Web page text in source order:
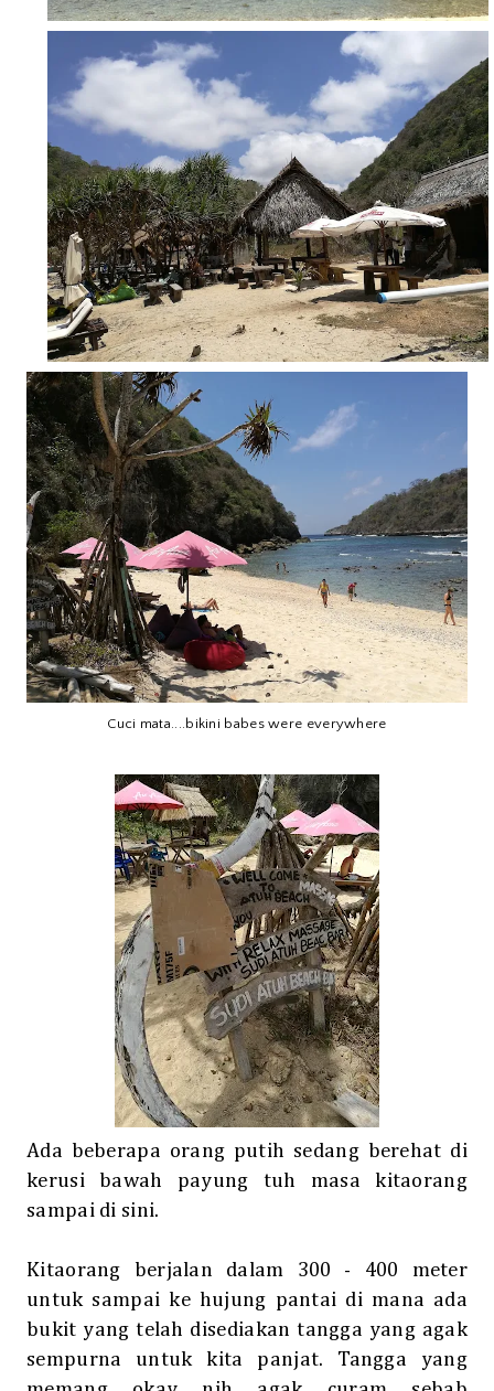
Cuci mata....bikini babes were everywhere
Ada beberapa orang putih sedang berehat di
kerusi bawah payung tuh masa kitaorang
sampai di sini.
Kitaorang berjalan dalam 300 - 400 meter
untuk sampai ke hujung pantai di mana ada
bukit yang telah disediakan tangga yang agak
sempurna untuk kita panjat. Tangga yang